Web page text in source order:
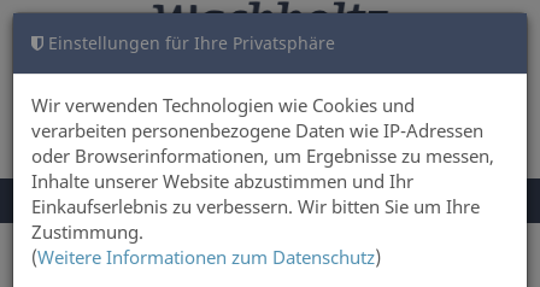
Einstellungen für Ihre Privatsphäre
Wir verwenden Technologien wie Cookies und
verarbeiten personenbezogene Daten wie IP-Adressen
oder Browserinformationen, um Ergebnisse zu messen,
Inhalte unserer Website abzustimmen und Ihr
Einkaufserlebnis zu verbessern. Wir bitten Sie um Ihre
Zustimmung.
(Weitere Informationen zum Datenschutz)
ANMELDEN WARENKORB 0
NAVIGATION
UMSCHALTEN
Menü
Sie sind hier: